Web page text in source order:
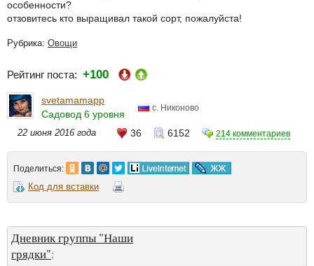
особенности?
отзовитесь кто выращивал такой сорт, пожалуйста!
Рубрика: Овощи
Рейтинг поста: +100
svetamamapp
Садовод 6 уровня
с. Никоново
22 июня 2016 года 36 6152 214 комментариев
Поделиться:
Код для вставки
Дневник группы "Наши
грядки":